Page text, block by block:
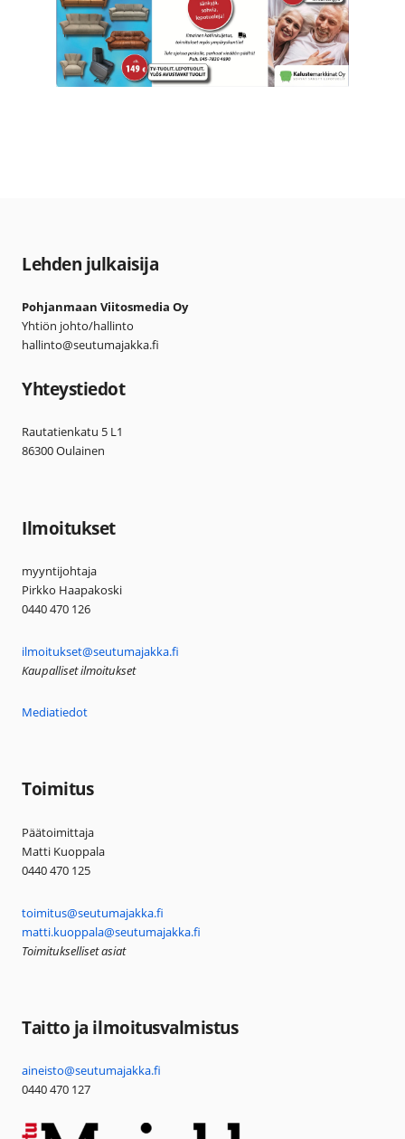
Lehden julkaisija
Pohjanmaan Viitosmedia Oy
Yhtiön johto/hallinto
hallinto@seutumajakka.fi
Yhteystiedot
Rautatienkatu 5 L1
86300 Oulainen
Ilmoitukset
myyntijohtaja
Pirkko Haapakoski
0440 470 126
ilmoitukset@seutumajakka.fi
Kaupalliset ilmoitukset
Mediatiedot
Toimitus
Päätoimittaja
Matti Kuoppala
0440 470 125
toimitus@seutumajakka.fi
matti.kuoppala@seutumajakka.fi
Toimitukselliset asiat
Taitto ja ilmoitusvalmistus
aineisto@seutumajakka.fi
0440 470 127